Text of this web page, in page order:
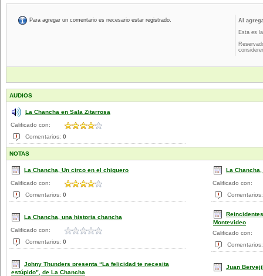
Para agregar un comentario es necesario estar registrado.
Al
Esta es
AUDIOS
La Chancha en Sala Zitarrosa
Calificado con:
Comentarios: 0
NOTAS
La Chancha, Un circo en el chiquero
Calificado con:
Comentarios: 0
La
Calificado con:
La Chancha, una historia chancha
Calificado con:
Comentarios: 0
Montevideo
Calificado con:
Johny Thunders presenta “La felicidad te necesita
estúpido”, de La Chancha
Juan